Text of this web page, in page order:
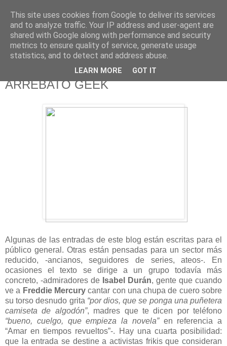
625 RANAS
LA TELEVISIÓN DESDE EL PUNTO DE VISTA BATRACIO
ARREBATO GEEK
Algunas de las entradas de este blog están escritas para el
público general. Otras están pensadas para un sector más
reducido, -ancianos, seguidores de series, ateos-. En
ocasiones el texto se dirige a un grupo todavía más
concreto, -admiradores de Isabel Durán, gente que cuando
ve a Freddie Mercurycantar con una chupa de cuero sobre
su torso desnudo grita “por dios, que se ponga una puñetera
camiseta de algodón”, madres que te dicen por teléfono
“bueno, cuelgo, que empieza la novela”en referencia a
“Amar en tiempos revueltos”-. Hay una cuarta posibilidad:
que la entrada se destine a activistas frikis que consideran
This site uses cookies from Google to deliver its services
and to analyze traffic. Your IP address and user-agent are
shared with Google along with performance and security
metrics to ensure quality of service, generate usage
statistics, and to detect and address abuse.
LEARN MORE GOT IT